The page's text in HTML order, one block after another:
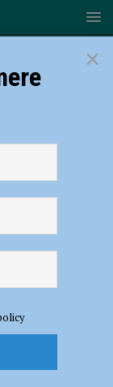
e
e
×